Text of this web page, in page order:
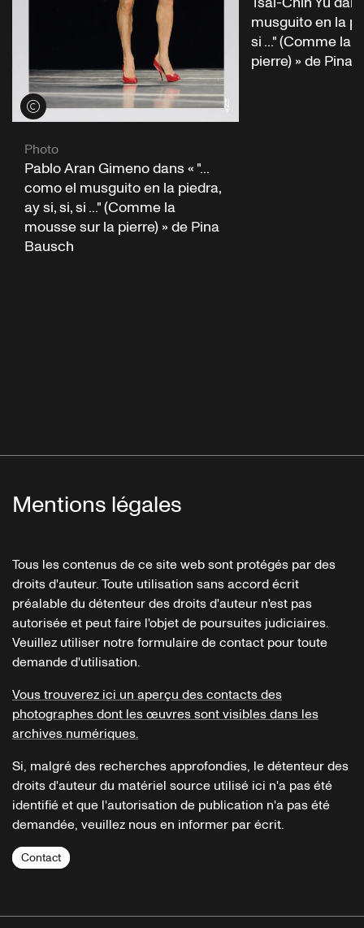
Voir les crédits
Photo
Pablo Aran Gimeno dans « "...
como el musguito en la piedra,
ay si, si, si ..." (Comme la
mousse sur la pierre) » de Pina
Bausch
musguito en la
si ..." (Comme la
pierre) » de Pina
Mentions légales
Tous les contenus de ce site web sont protégés par des
droits d'auteur. Toute utilisation sans accord écrit
préalable du détenteur des droits d'auteur n'est pas
autorisée et peut faire l'objet de poursuites judiciaires.
Veuillez utiliser notre formulaire de contact pour toute
demande d'utilisation.
Vous trouverez ici un aperçu des contacts des
photographes dont les œuvres sont visibles dans les
archives numériques.
Si, malgré des recherches approfondies, le détenteur des
droits d'auteur du matériel source utilisé ici n'a pas été
identifié et que l'autorisation de publication n'a pas été
demandée, veuillez nous en informer par écrit.
Contact